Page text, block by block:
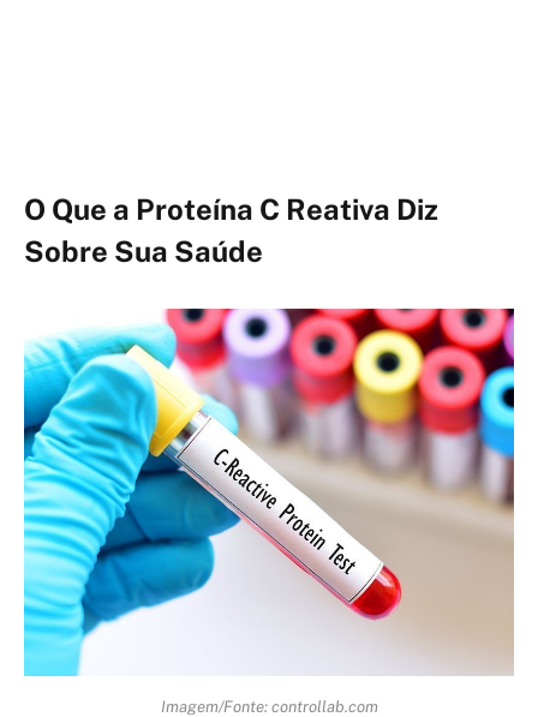
O Que a Proteína C Reativa Diz
Sobre Sua Saúde
Imagem/Fonte: controllab.com